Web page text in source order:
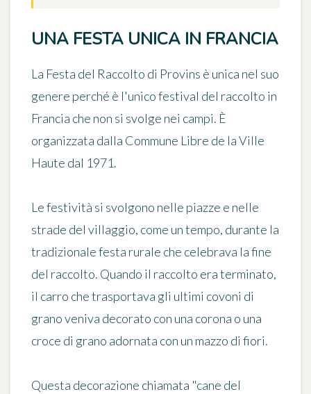
UNA FESTA UNICA IN FRANCIA
La Festa del Raccolto di Provins è unica nel suo
genere perché è l'unico festival del raccolto in
Francia che non si svolge nei campi. È
organizzata dalla Commune Libre de la Ville
Haute dal 1971.
Le festività si svolgono nelle piazze e nelle
strade del villaggio, come un tempo, durante la
tradizionale festa rurale che celebrava la fine
del raccolto. Quando il raccolto era terminato,
il carro che trasportava gli ultimi covoni di
grano veniva decorato con una corona o una
croce di grano adornata con un mazzo di fiori.
Questa decorazione chiamata "cane del